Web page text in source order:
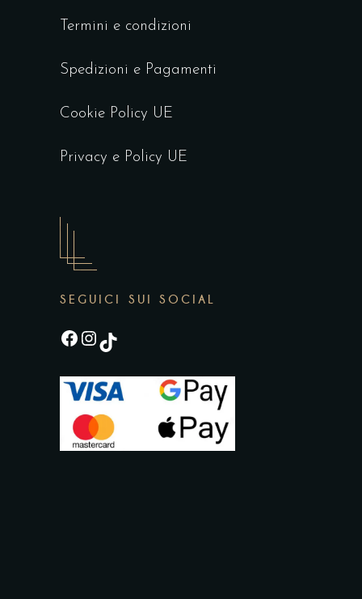
Termini e condizioni
Spedizioni e Pagamenti
Cookie Policy UE
Privacy e Policy UE
SEGUICI SUI SOCIAL